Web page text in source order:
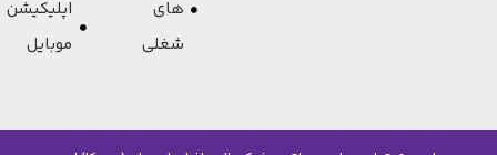
های
شغلی
اپلیکیشن
موبایل